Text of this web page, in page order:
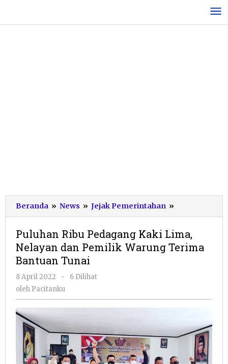
konten
Beranda » News » Jejak Pemerintahan »
Ribu
Kaki
Lima,
Terima
Puluhan Ribu Pedagang Kaki Lima,
Nelayan dan Pemilik Warung Terima
Bantuan Tunai
8 April 2022
oleh
Pacitanku
-
6 Dilihat
oleh Pacitanku